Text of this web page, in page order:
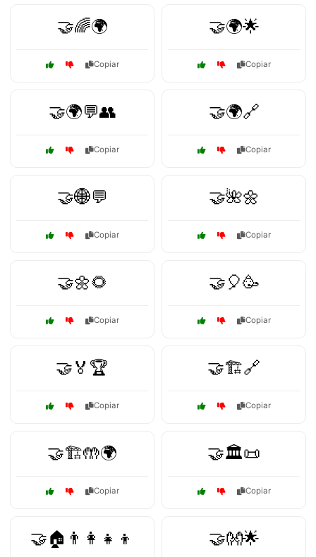
🤝🌈🌍
Copiar
🤝🌍🌟
Copiar
🤝🌍💬👥
Copiar
🤝🌍🔗
Copiar
🤝🌐💬
Copiar
🤝🌺🌼
Copiar
🤝🌼🌻
Copiar
🤝🎈🥳
Copiar
🤝🏅🏆
Copiar
🤝🏗️🔗
Copiar
🤝🏗️🤲🌍
Copiar
🤝🏛️📜
Copiar
🤝🏠👨‍👩‍👧‍👦 🤝👐🌟